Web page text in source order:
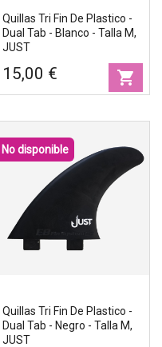
Quillas Tri Fin De Plastico -
Dual Tab - Blanco - Talla M,
JUST
15,00 € shopping_cart
Quillas Tri Fin De Plastico -
Dual Tab - Negro - Talla M,
JUST
No disponible